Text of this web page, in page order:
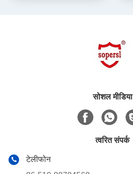
सोशल मीडिया
त्वरित संपर्क
टेलीफोन